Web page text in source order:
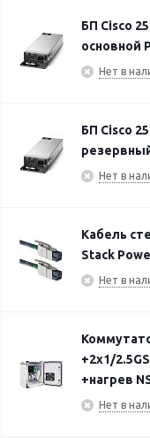
БП Cisco
основной
Нет в
БП Cisco
Нет в
Кабель
Stack
Нет в
+2х1/
+нагрев
Нет в